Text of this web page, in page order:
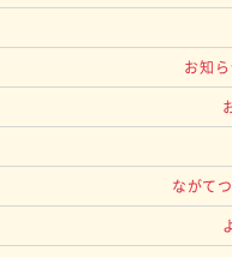
お知
ながて